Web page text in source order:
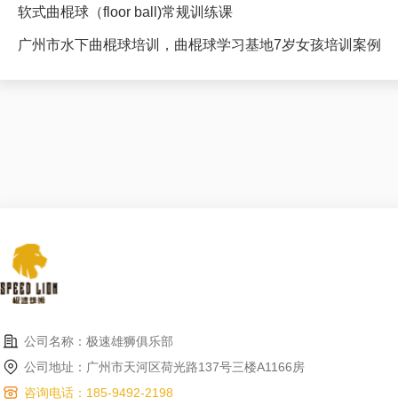
软式曲棍球（floor ball)常规训练课
广州市水下曲棍球培训，曲棍球学习基地7岁女孩培训案例
公司名称：极速雄狮俱乐部
公司地址：广州市天河区荷光路137号三楼A1166房
咨询电话：185-9492-2198